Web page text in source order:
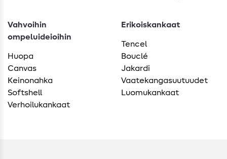
Vahvoihin
ompeluideioihin
Huopa
Canvas
Keinonahka
Softshell
Verhoilukankaat
Erikoiskankaat
Tencel
Bouclé
Jakardi
Vaatekangasuutuudet
Luomukankaat